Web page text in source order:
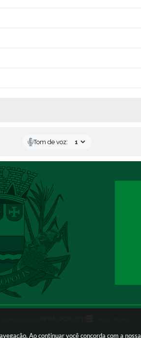
Ao continuar você concorda com a nossa
Tom de voz: